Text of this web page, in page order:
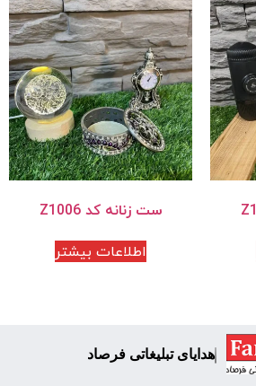
ست زنانه کد Z1006
اطلاعات بیشتر
هدایای تبلیغاتی فرصاد